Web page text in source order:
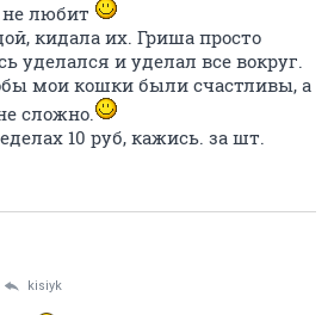
любит
кидала их. Гриша просто
уделался и уделал все вокруг.
мои кошки были счастливы, а
сложно.
10 руб, кажись. за шт.
kisiyk